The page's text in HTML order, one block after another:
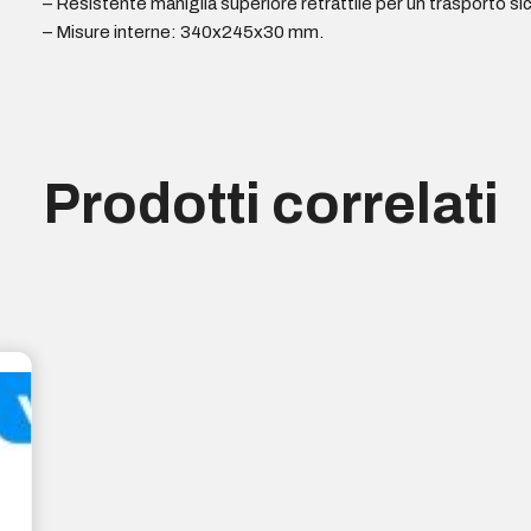
– Misure interne: 340x245x30 mm.
Prodotti correlati